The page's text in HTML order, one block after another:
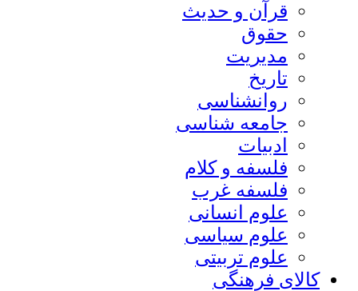
قرآن و حدیث
حقوق
مدیریت
تاریخ
روانشناسی
جامعه شناسی
ادبیات
فلسفه و کلام
فلسفه غرب
علوم انسانی
علوم سیاسی
علوم تربیتی
کالای فرهنگی